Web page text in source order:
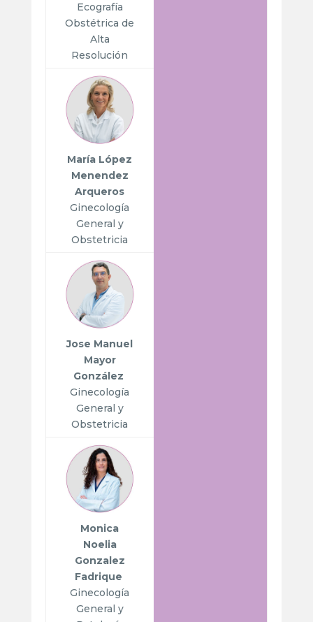
Ecografía
Obstétrica de
Alta
Resolución
María López
Menendez
Arqueros
Ginecología
General y
Obstetricia
Jose Manuel
Mayor
González
Ginecología
General y
Obstetricia
Monica
Noelia
Gonzalez
Fadrique
Ginecología
General y